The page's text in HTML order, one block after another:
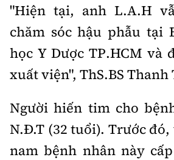
"Hiện tại, anh L.A.H
chăm sóc hậu phẫu tại
học Y Dược TP.HCM và
xuất viện", ThS.BS Thanh
Người hiến tim cho
N.Đ.T (32 tuổi). Trước đó,
nam bệnh nhân này